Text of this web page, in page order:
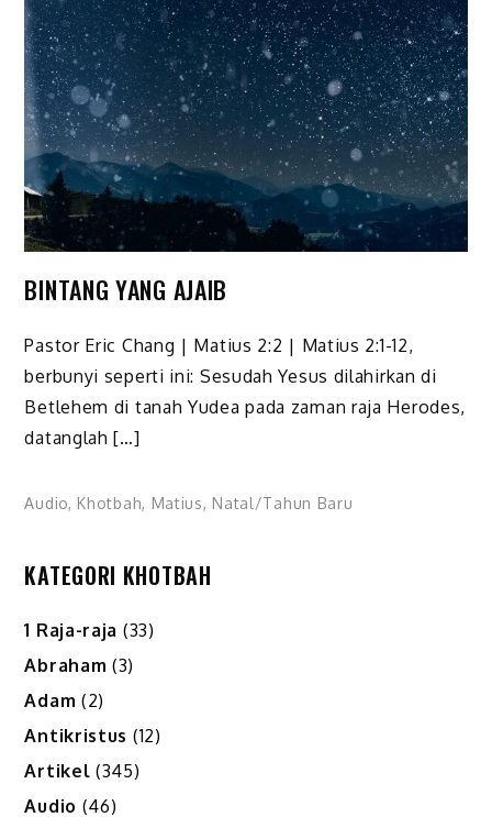
BINTANG YANG AJAIB
Pastor Eric Chang | Matius 2:2 | Matius 2:1-12,
berbunyi seperti ini: Sesudah Yesus dilahirkan di
Betlehem di tanah Yudea pada zaman raja Herodes,
datanglah […]
Audio, Khotbah, Matius, Natal/Tahun Baru
KATEGORI KHOTBAH
1 Raja-raja (33)
Abraham (3)
Adam (2)
Antikristus (12)
Artikel (345)
Audio (46)